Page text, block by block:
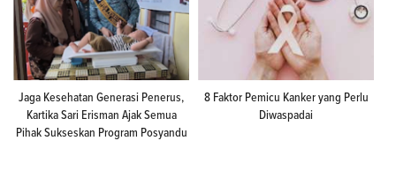
Jaga Kesehatan Generasi Penerus,
Kartika Sari Erisman Ajak Semua
Pihak Sukseskan Program Posyandu
8 Faktor Pemicu Kanker yang Perlu
Diwaspadai